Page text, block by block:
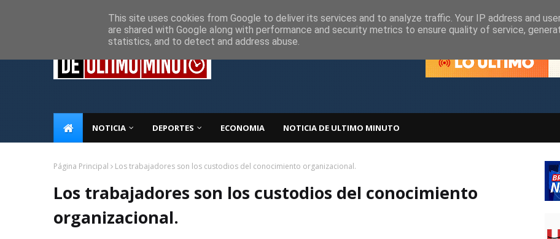
NOTICIA DEPORTES ECONOMIA NOTICIA DE ULTIMO MINUTO
Página Principal Los trabajadores son los custodios del conocimiento organizacional.
Los trabajadores son los custodios del conocimiento
organizacional.
This site uses cookies from Google to deliver its services and to analyze traffic. Your IP address and
are shared with Google along with performance and security metrics to ensure quality of service,
statistics, and to detect and address abuse.